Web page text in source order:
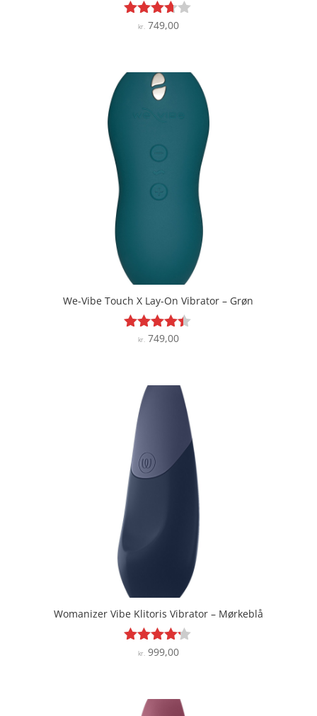
Vurderet
kr. 749,00
We-Vibe Touch X Lay-On Vibrator – Grøn
Vurderet
kr.749,00
Womanizer Vibe Klitoris Vibrator – Mørkeblå
Vurderet
kr. 999,00